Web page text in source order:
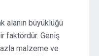
alanın büyüklüğü
faktördür. Geniş
malzeme ve